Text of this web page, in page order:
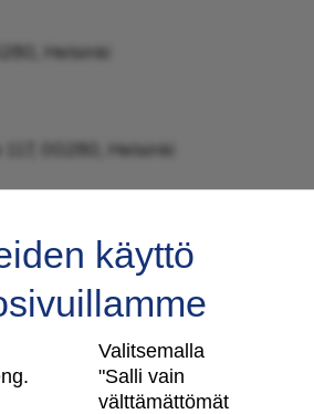
Helsinki
00280, Helsinki
käyttö
Valitsemalla
"Salli vain
välttämättömät